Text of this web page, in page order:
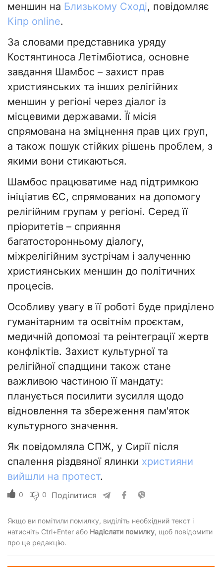
меншин на Близькому Сході, повідомляє
Кіпр online.
За словами представника уряду
Костянтиноса Летімбіотиса, основне
завдання Шамбос – захист прав
християнських та інших релігійних
меншин у регіоні через діалог із
місцевими державами. Її місія
спрямована на зміцнення прав цих груп,
а також пошук стійких рішень проблем, з
якими вони стикаються.
Шамбос працюватиме над підтримкою
ініціатив ЄС, спрямованих на допомогу
релігійним групам у регіоні. Серед її
пріоритетів – сприяння
багатосторонньому діалогу,
міжрелігійним зустрічам і залученню
християнських меншин до політичних
процесів.
Особливу увагу в її роботі буде приділено
гуманітарним та освітнім проєктам,
медичній допомозі та реінтеграції жертв
конфліктів. Захист культурної та
релігійної спадщини також стане
важливою частиною її мандату:
планується посилити зусилля щодо
відновлення та збереження пам'яток
культурного значення.
Як повідомляла СПЖ, у Сирії після
спалення різдвяної ялинки християни
вийшли на протест.
0 0 Поділитися
Якщо ви помітили помилку, виділіть необхідний текст і
натисніть Ctrl+Enter або Надіслати помилку, щоб повідомити
про це редакцію.